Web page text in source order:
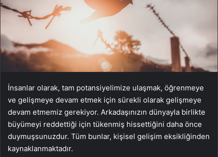
İnsanlar olarak, tam potansiyelimize ulaşmak, öğrenmeye
ve gelişmeye devam etmek için sürekli olarak gelişmeye
devam etmemiz gerekiyor. Arkadaşınızın dünyayla birlikte
büyümeyi reddettiği için tükenmiş hissettiğini daha önce
duymuşsunuzdur. Tüm bunlar, kişisel gelişim eksikliğinden
kaynaklanmaktadır.